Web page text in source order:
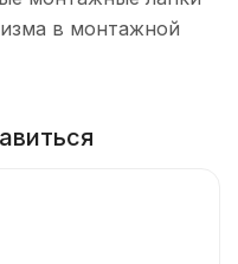
в монтажной